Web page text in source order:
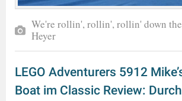
We're rollin', rollin', rollin' down
Heyer
LEGO Adventurers 5912
Boat im Classic Review: